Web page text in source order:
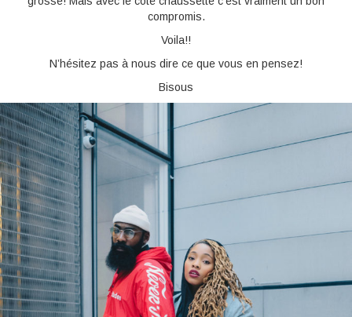
compromis.
Voila!!
N’hésitez pas à nous dire ce que vous en pensez!
Bisous